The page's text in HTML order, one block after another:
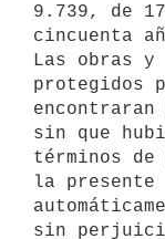
9.739, de
cincuenta
Las obras y
protegidos
sin que
términos
la
sin